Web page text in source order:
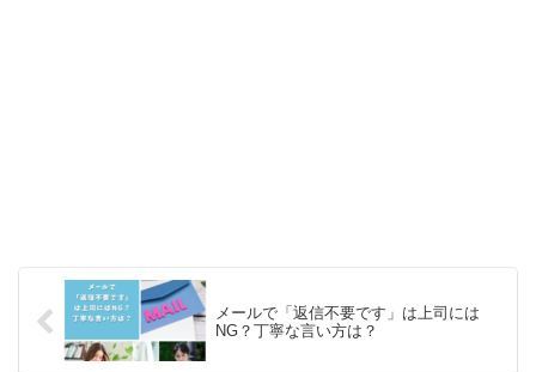
メールで「返信不要です」は上司には
NG？丁寧な言い方は？